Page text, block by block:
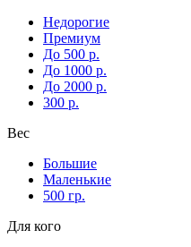
Недорогие
Премиум
До 500 р.
До 1000 р.
До 2000 р.
300 р.
Вес
Большие
Маленькие
500 гр.
Для кого